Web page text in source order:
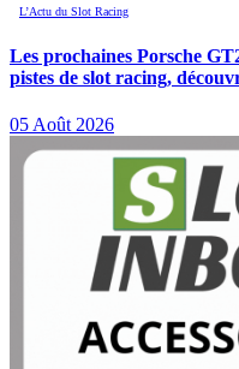
L’Actu du Slot Racing
Les prochaines Porsche
pistes de slot racing,
05 Août 2026